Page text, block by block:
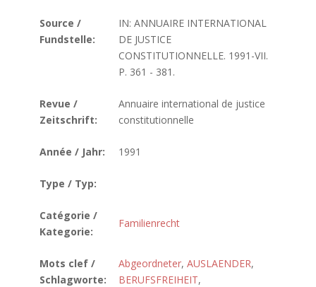
Source /
Fundstelle:
IN: ANNUAIRE INTERNATIONAL
DE JUSTICE
CONSTITUTIONNELLE. 1991-VII.
P. 361 - 381.
Revue /
Zeitschrift:
Annuaire international de justice
constitutionnelle
Année / Jahr: 1991
Type / Typ:
Catégorie /
Kategorie:
Familienrecht
Mots clef /
Schlagworte:
Abgeordneter, AUSLAENDER,
BERUFSFREIHEIT,